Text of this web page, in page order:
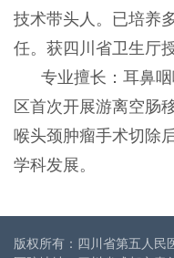
技术带头人。已培养
任。获四川省卫生厅
专业擅长：耳鼻咽
区首次开展游离空肠
喉头颈肿瘤手术切除
学科发展。
版权所有：四川省第五人民